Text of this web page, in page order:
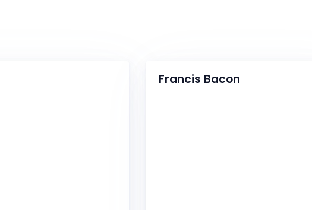
Francis Bacon